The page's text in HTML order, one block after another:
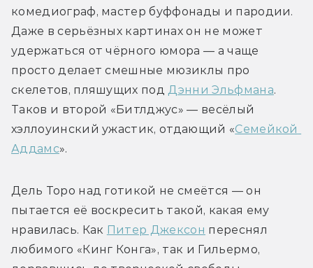
комедиограф, мастер буффонады и пародии.
Даже в серьёзных картинах он не может
удержаться от чёрного юмора — а чаще
просто делает смешные мюзиклы про
скелетов, пляшущих под Дэнни Эльфмана.
Таков и второй «Битлджус» — весёлый
хэллоуинский ужастик, отдающий «Семейкой
Аддамс».
Дель Торо над готикой не смеётся — он
пытается её воскресить такой, какая ему
нравилась. Как Питер Джексон переснял
любимого «Кинг Конга», так и Гильермо,